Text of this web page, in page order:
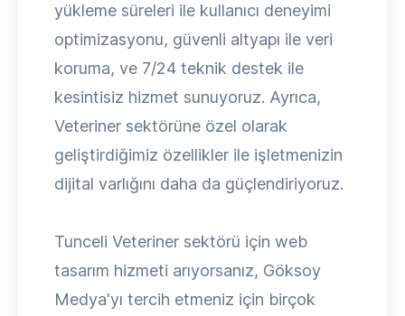
yükleme süreleri ile kullanıcı deneyimi
optimizasyonu, güvenli altyapı ile veri
koruma, ve 7/24 teknik destek ile
kesintisiz hizmet sunuyoruz. Ayrıca,
Veteriner sektörüne özel olarak
geliştirdiğimiz özellikler ile işletmenizin
dijital varlığını daha da güçlendiriyoruz.
Tunceli Veteriner sektörü için web
tasarım hizmeti arıyorsanız, Göksoy
Medya'yı tercih etmeniz için birçok